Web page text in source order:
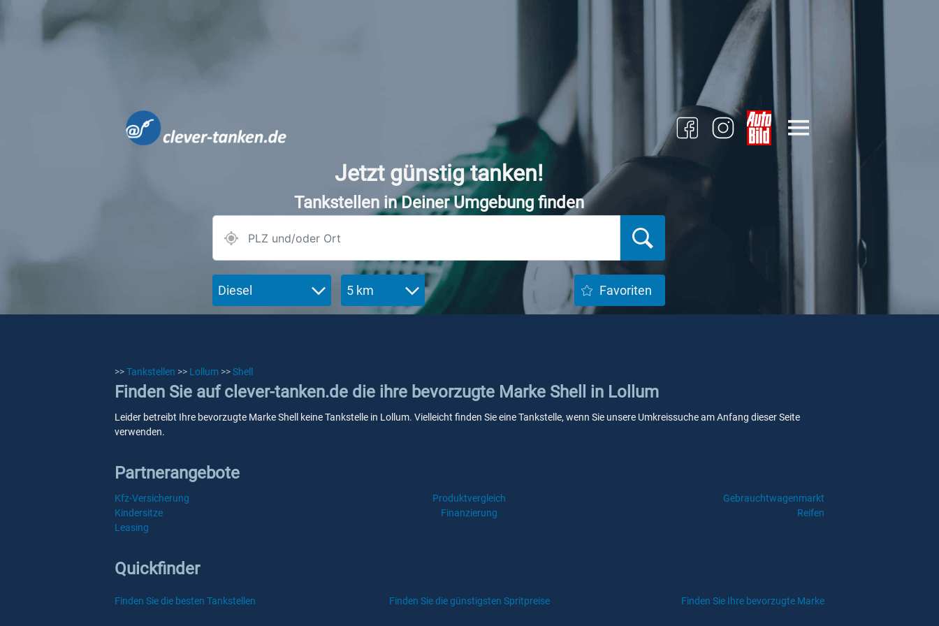
Jetzt günstig tanken!
Tankstellen in Deiner Umgebung finden
Diesel 5 km Favoriten
>>Tankstellen >> Lollum >>Shell
Finden Sie auf clever-tanken.de die ihre bevorzugte Marke Shell in Lollum
Leider betreibt Ihre bevorzugte Marke Shell keine Tankstelle in Lollum. Vielleicht finden Sie eine Tankstelle, wenn Sie unsere Umkreissuche am Anfang dieser Seite
verwenden.
Partnerangebote
Kfz-Versicherung Produktvergleich
Gebrauchtwagenmarkt
Kindersitze
Finanzierung
Reifen
Leasing
Quickfinder
Finden Sie die besten Tankstellen Finden Sie die günstigsten Spritpreise Finden Sie Ihre bevorzugte Marke